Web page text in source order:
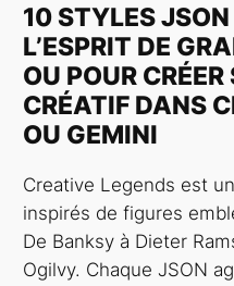
10 STYLES
L’ESPRIT DE
OU POUR
CRÉATIF DANS
OU GEMINI
Creative Legends est
inspirés de figures
De Banksy à Dieter
Ogilvy. Chaque JSON